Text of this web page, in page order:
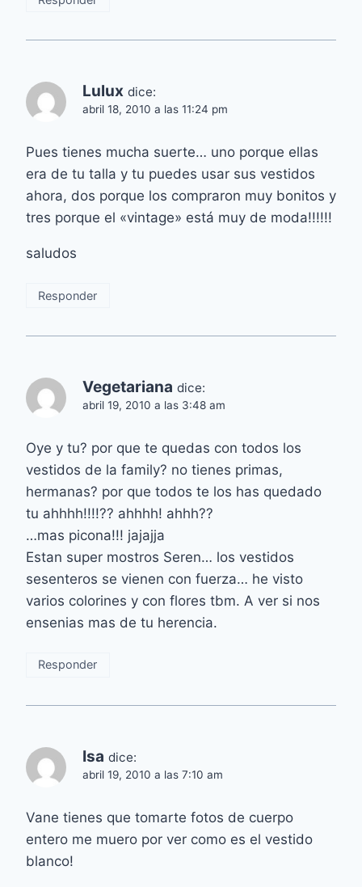
Lulux dice:
abril 18, 2010 a las 11:24 pm
Pues tienes mucha suerte… uno porque ellas
era de tu talla y tu puedes usar sus vestidos
ahora, dos porque los compraron muy bonitos y
tres porque el «vintage» está muy de moda!!!!!!
saludos
Responder
Vegetariana dice:
abril 19, 2010 a las 3:48 am
Oye y tu? por que te quedas con todos los
vestidos de la family? no tienes primas,
hermanas? por que todos te los has quedado
tu ahhhh!!!!?? ahhhh! ahhh??
…mas picona!!! jajajja
Estan super mostros Seren… los vestidos
sesenteros se vienen con fuerza… he visto
varios colorines y con flores tbm. A ver si nos
ensenias mas de tu herencia.
Responder
Isa dice:
abril 19, 2010 a las 7:10 am
Vane tienes que tomarte fotos de cuerpo
entero me muero por ver como es el vestido
blanco!